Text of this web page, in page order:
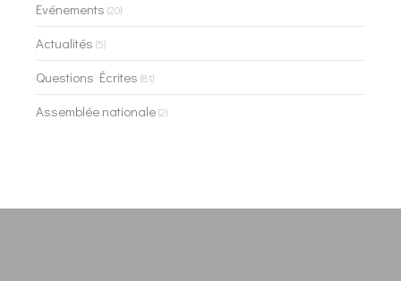
Evénements (20)
Actualités (5)
Questions Écrites (81)
Assemblée nationale(2)